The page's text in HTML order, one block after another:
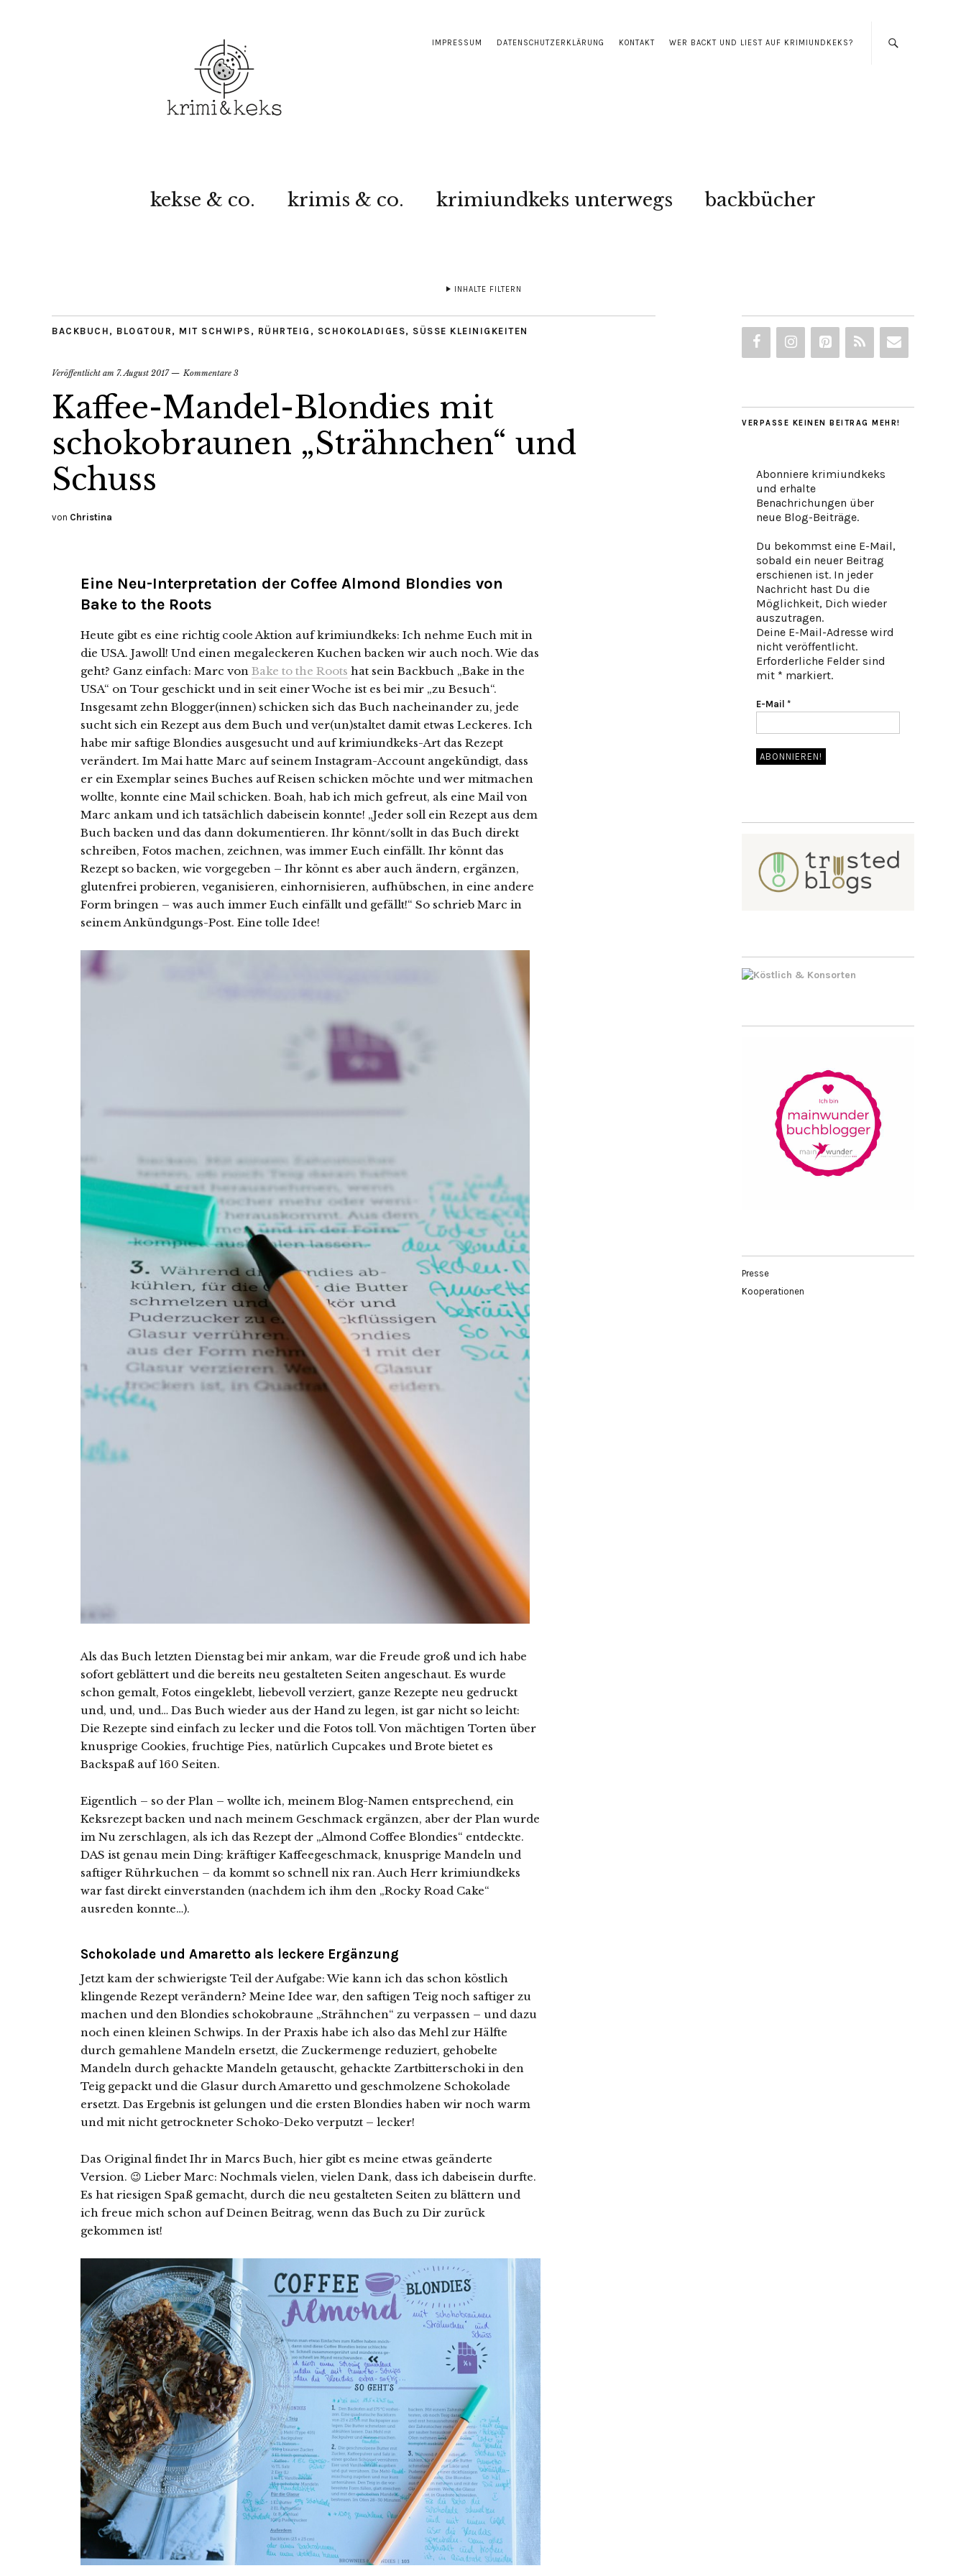
IMPRESSUM DATENSCHUTZERKLÄRUNG KONTAKT WER BACKT UND LIEST AUF KRIMIUNDKEKS?
kekse & co. krimis & co. krimiundkeks unterwegs backbücher
INHALTE FILTERN
BACKBUCH , BLOGTOUR , MIT SCHWIPS , RÜHRTEIG , SCHOKOLADIGES, SÜSSE KLEINIGKEITEN
Veröffentlicht am 7. August 2017 Kommentare 3
Kaffee-Mandel-Blondies mit
schokobraunen „Strähnchen“ und
Schuss
von Christina
Eine Neu-Interpretation der Coffee Almond Blondies von
Bake to the Roots
Heute gibt es eine richtig coole Aktion auf krimiundkeks: Ich nehme Euch mit in
die USA. Jawoll! Und einen megaleckeren Kuchen backen wir auch noch. Wie das
geht? Ganz einfach: Marc von Bake to the Roots hat sein Backbuch „Bake in the
USA“ on Tour geschickt und in seit einer Woche ist es bei mir „zu Besuch“.
Insgesamt zehn Blogger(innen) schicken sich das Buch nacheinander zu, jede
sucht sich ein Rezept aus dem Buch und ver(un)staltet damit etwas Leckeres. Ich
habe mir saftige Blondies ausgesucht und auf krimiundkeks-Art das Rezept
verändert. Im Mai hatte Marc auf seinem Instagram-Account angekündigt, dass
er ein Exemplar seines Buches auf Reisen schicken möchte und wer mitmachen
wollte, konnte eine Mail schicken. Boah, hab ich mich gefreut, als eine Mail von
Marc ankam und ich tatsächlich dabeisein konnte! „Jeder soll ein Rezept aus dem
Buch backen und das dann dokumentieren. Ihr könnt/sollt in das Buch direkt
schreiben, Fotos machen, zeichnen, was immer Euch einfällt. Ihr könnt das
Rezept so backen, wie vorgegeben – Ihr könnt es aber auch ändern, ergänzen,
glutenfrei probieren, veganisieren, einhornisieren, aufhübschen, in eine andere
Form bringen – was auch immer Euch einfällt und gefällt!“ So schrieb Marc in
seinem Ankündgungs-Post. Eine tolle Idee!
Als das Buch letzten Dienstag bei mir ankam, war die Freude groß und ich habe
sofort geblättert und die bereits neu gestalteten Seiten angeschaut. Es wurde
schon gemalt, Fotos eingeklebt, liebevoll verziert, ganze Rezepte neu gedruckt
und, und, und… Das Buch wieder aus der Hand zu legen, ist gar nicht so leicht:
Die Rezepte sind einfach zu lecker und die Fotos toll. Von mächtigen Torten über
knusprige Cookies, fruchtige Pies, natürlich Cupcakes und Brote bietet es
Backspaß auf 160 Seiten.
Eigentlich – so der Plan – wollte ich, meinem Blog-Namen entsprechend, ein
Keksrezept backen und nach meinem Geschmack ergänzen, aber der Plan wurde
im Nu zerschlagen, als ich das Rezept der „Almond Coffee Blondies“ entdeckte.
DAS ist genau mein Ding: kräftiger Kaffeegeschmack, knusprige Mandeln und
saftiger Rührkuchen – da kommt so schnell nix ran. Auch Herr krimiundkeks
war fast direkt einverstanden (nachdem ich ihm den „Rocky Road Cake“
ausreden konnte…).
Schokolade und Amaretto als leckere Ergänzung
Jetzt kam der schwierigste Teil der Aufgabe: Wie kann ich das schon köstlich
klingende Rezept verändern? Meine Idee war, den saftigen Teig noch saftiger zu
machen und den Blondies schokobraune „Strähnchen“ zu verpassen – und dazu
noch einen kleinen Schwips. In der Praxis habe ich also das Mehl zur Hälfte
durch gemahlene Mandeln ersetzt, die Zuckermenge reduziert, gehobelte
Mandeln durch gehackte Mandeln getauscht, gehackte Zartbitterschoki in den
Teig gepackt und die Glasur durch Amaretto und geschmolzene Schokolade
ersetzt. Das Ergebnis ist gelungen und die ersten Blondies haben wir noch warm
und mit nicht getrockneter Schoko-Deko verputzt – lecker!
Das Original findet Ihr in Marcs Buch, hier gibt es meine etwas geänderte
Version. 😉 Lieber Marc: Nochmals vielen, vielen Dank, dass ich dabeisein durfte.
Es hat riesigen Spaß gemacht, durch die neu gestalteten Seiten zu blättern und
ich freue mich schon auf Deinen Beitrag, wenn das Buch zu Dir zurück
gekommen ist!
VERPASSE KEINEN BEITRAG MEHR!
Abonniere krimiundkeks
und erhalte
Benachrichungen über
neue Blog-Beiträge.
Du bekommst eine E-Mail,
sobald ein neuer Beitrag
erschienen ist. In jeder
Nachricht hast Du die
Möglichkeit, Dich wieder
auszutragen.
Deine E-Mail-Adresse wird
nicht veröffentlicht.
Erforderliche Felder sind
mit * markiert.
E-Mail *
Presse
Kooperationen